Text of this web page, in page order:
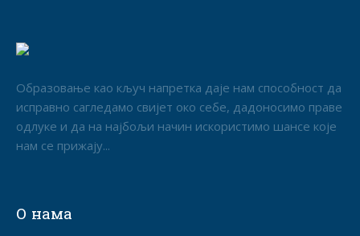
Образовање као кључ напретка даје нам способност да
исправно сагледамо свијет око себе, дадоносимо праве
одлуке и да на најбољи начин искористимо шансе које
нам се прижају...
О нама